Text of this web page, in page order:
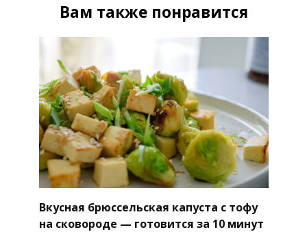
Вам также понравится
Вкусная брюссельская капуста с тофу
на сковороде — готовится за 10 минут